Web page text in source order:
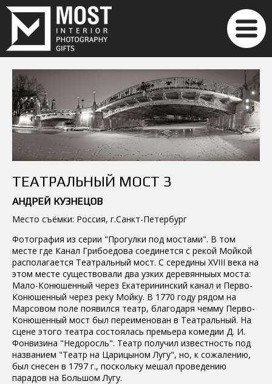
ТЕАТРАЛЬНЫЙ МОСТ 3
АНДРЕЙ КУЗНЕЦОВ
Место съёмки: Россия, г.Санкт-Петербург
Фотография из серии "Прогулки под мостами". В том
месте где Канал Грибоедова соединется с рекой Мойкой
располагается Театральный мост. С середины XVIII века на
этом месте существовали два узких деревянныых моста:
Мало-Конюшенный через Екатерининский канал и Перво-
Конюшенный через реку Мойку. В 1770 году рядом на
Марсовом поле появился театр, благодаря чемму Перво-
Конюшенный мост был переименован в Театральный. На
сцене этого театра состоялась премьера комедии Д. И.
Фонвизина "Недоросль". Театр получил известность под
названием "Театр на Царицыном Лугу", но, к сожалению,
был снесен в 1797 г., поскольку мешал проведению
парадов на Большом Лугу.